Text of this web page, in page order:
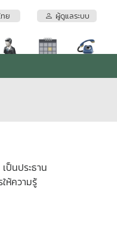
ย ผู้ดูแลระบบ
ป็นประธาน
ห้ความรู้